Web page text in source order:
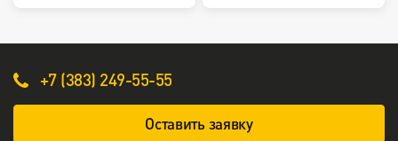
+7 (383) 249-55-55
Оставить заявку